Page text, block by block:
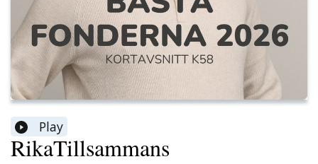
Play
RikaTillsammans